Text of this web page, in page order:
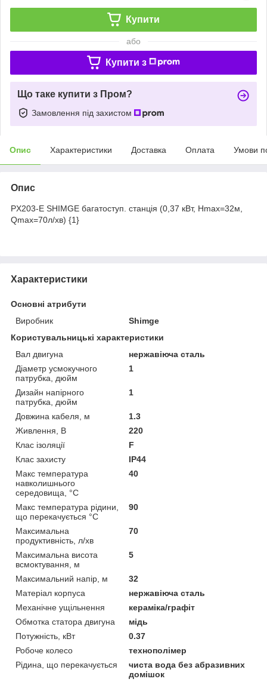
Купити
або
Купити з
Що таке купити з Пром?
Замовлення під захистом
Опис Характеристики Доставка Оплата Умови
Опис
PX203-E SHIMGE багатоступ. станція (0,37 кВт, Нmax=32м,
Qmax=70л/хв) {1}
Характеристики
Основні атрибути
Виробник
Shimge
Користувальницькі характеристики
Вал двигуна
нержавіюча сталь
Діаметр усмокучного
патрубка, дюйм
1
Дизайн напірного
патрубка, дюйм
1
Довжина кабеля, м
1.3
Живлення, В
220
Клас iзоляцiї
F
Клас захисту
IP44
Макс температура
навколишнього
середовища, °C
40
Макс температура рiдини,
що перекачується °C
90
Максимальна
продуктивність, л/хв
70
Максимальна висота
всмоктування, м
5
Максимальний напір, м
32
Матеріал корпуса
нержавіюча сталь
Механічне ущільнення
кераміка/графіт
Обмотка статора двигуна
мідь
Потужність, кВт
0.37
Робоче колесо
технополімер
Рідина, що перекачується
чиста вода без абразивних
домішок